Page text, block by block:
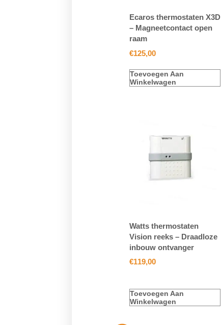
Ecaros thermostaten X3D
– Magneetcontact open
raam
€125,00
Toevoegen Aan
Winkelwagen
Watts thermostaten
Vision reeks – Draadloze
inbouw ontvanger
€119,00
Toevoegen Aan
Winkelwagen